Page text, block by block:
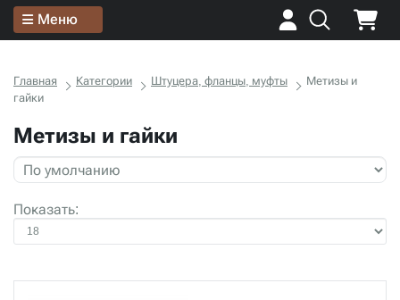
Меню
Главная Категории Штуцера, фланцы, муфты
Метизы и
гайки
Метизы и гайки
Показать: